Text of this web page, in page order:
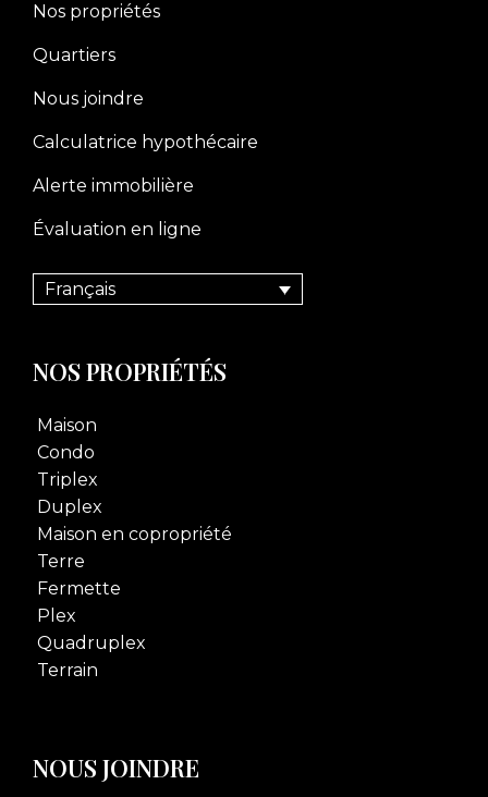
Nos propriétés
Quartiers
Nous joindre
Calculatrice hypothécaire
Alerte immobilière
Évaluation en ligne
Français
NOS PROPRIÉTÉS
Maison
Condo
Triplex
Duplex
Maison en copropriété
Terre
Fermette
Plex
Quadruplex
Terrain
NOUS JOINDRE